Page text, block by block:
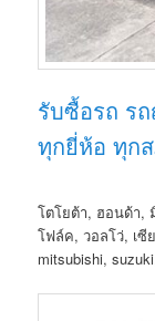
รับซื้อรถ ร
ทุกยี่ห้อ ทุก
โตโยต้า, ฮอนด้า,
โฟล์ค, วอลโว่, เซี
mitsubishi,